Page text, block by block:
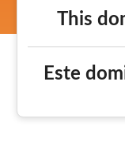
This
Este